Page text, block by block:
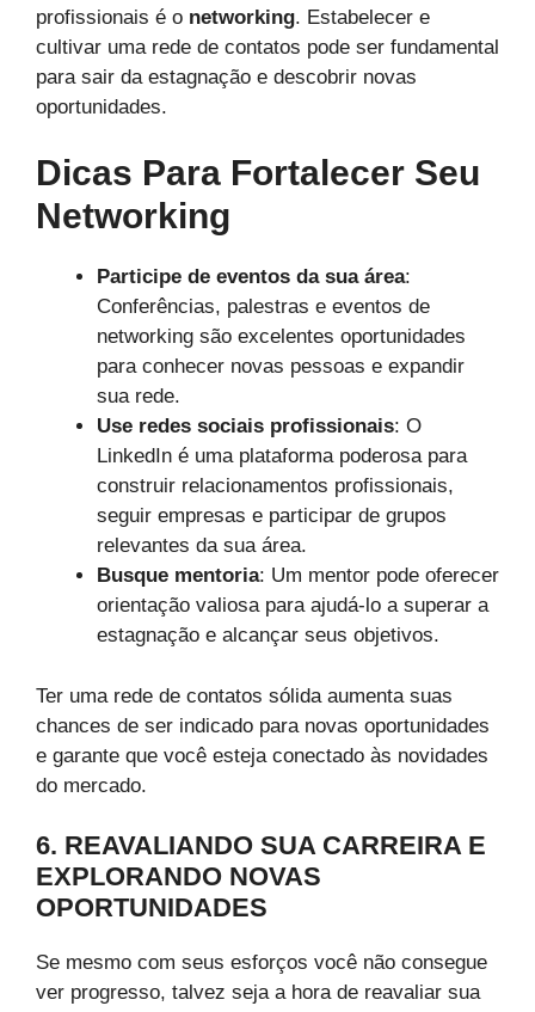
profissionais é o networking. Estabelecer e
cultivar uma rede de contatos pode ser fundamental
para sair da estagnação e descobrir novas
oportunidades.
Dicas Para Fortalecer Seu
Networking
Participe de eventos da sua área:
Conferências, palestras e eventos de
networking são excelentes oportunidades
para conhecer novas pessoas e expandir
sua rede.
Use redes sociais profissionais: O
LinkedIn é uma plataforma poderosa para
construir relacionamentos profissionais,
seguir empresas e participar de grupos
relevantes da sua área.
Busque mentoria: Um mentor pode oferecer
orientação valiosa para ajudá-lo a superar a
estagnação e alcançar seus objetivos.
Ter uma rede de contatos sólida aumenta suas
chances de ser indicado para novas oportunidades
e garante que você esteja conectado às novidades
do mercado.
6. REAVALIANDO SUA CARREIRA E
EXPLORANDO NOVAS
OPORTUNIDADES
Se mesmo com seus esforços você não consegue
ver progresso, talvez seja a hora de reavaliar sua